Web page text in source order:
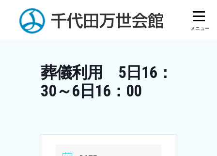
content
葬儀利用 5日16：
30～6日16：00